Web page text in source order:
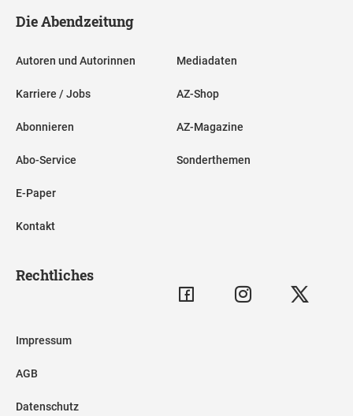
Die Abendzeitung
Autoren und Autorinnen
Karriere / Jobs
Abonnieren
Abo-Service
E-Paper
Kontakt
Mediadaten
AZ-Shop
AZ-Magazine
Sonderthemen
Rechtliches
Impressum
AGB
Datenschutz